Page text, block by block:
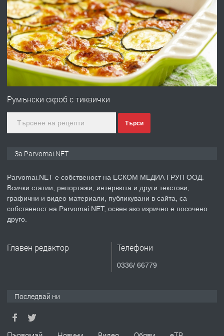
ПРЕДЛАГА Работа за общи работници
преди 1 година
Първи поход "По стъпките на Ангел
преди 1 година
ПРЕДЛАГА Уроци по Математика
Румънски скроб с тиквички
Търси
За Parvomai.NET
Parvomai.NET е собственост на ЕСКОМ МЕДИА ГРУП ООД.
Всички статии, репортажи, интервюта и други текстови,
графични и видео материали, публикувани в сайта, са
собственост на Parvomai.NET, освен ако изрично е посочено
друго.
Главен редактор Телефони
0336/ 66779
Последвай ни